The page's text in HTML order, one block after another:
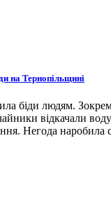
на Тернопільщині
біди людям.
відкачали
Негода